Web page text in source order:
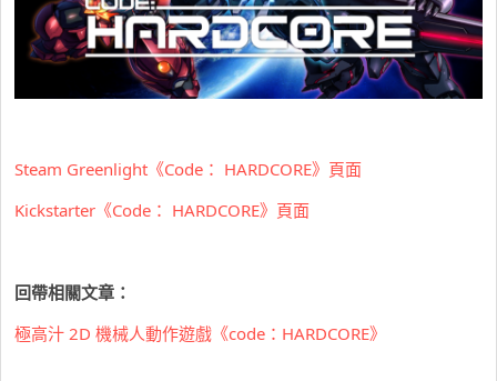
Steam Greenlight《Code： HARDCORE》頁面
Kickstarter《Code： HARDCORE》頁面
回帶相關文章：
極高汁 2D 機械人動作遊戲《code：HARDCORE》